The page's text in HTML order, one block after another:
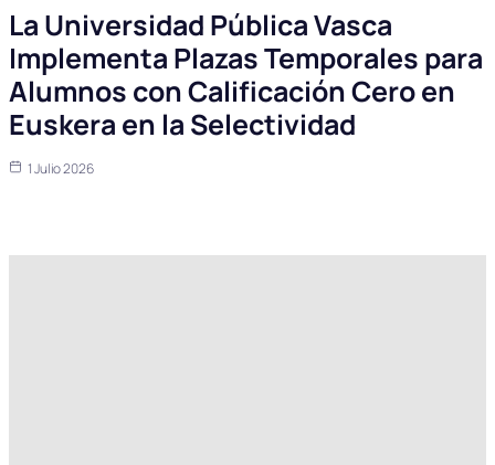
La Universidad Pública Vasca
Implementa Plazas Temporales para
Alumnos con Calificación Cero en
Euskera en la Selectividad
1 Julio 2026